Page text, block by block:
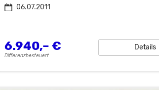
06.07.2011
6.940,– €
Differenzbesteuert
Details